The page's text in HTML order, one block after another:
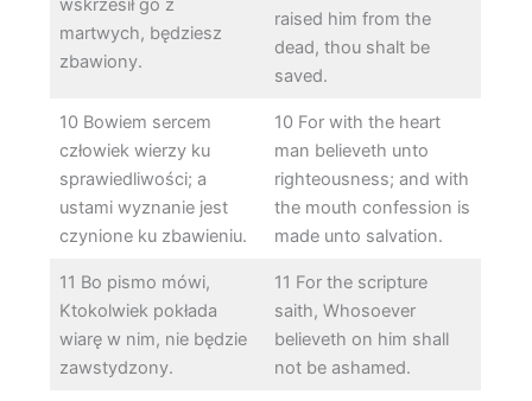
wskrzesił go z
martwych, będziesz
zbawiony.
raised him from the
dead, thou shalt be
saved.
10 Bowiem sercem
człowiek wierzy ku
sprawiedliwości; a
ustami wyznanie jest
czynione ku zbawieniu.
10 For with the heart
man believeth unto
righteousness; and with
the mouth confession is
made unto salvation.
11 Bo pismo mówi,
Ktokolwiek pokłada
wiarę w nim, nie będzie
zawstydzony.
11 For the scripture
saith, Whosoever
believeth on him shall
not be ashamed.